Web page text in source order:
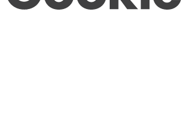
Orechová Potôň, Február 01